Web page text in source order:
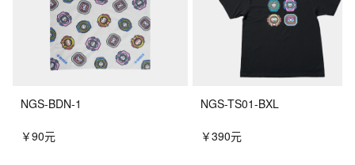
NGS-BDN-1
￥90元
NGS-TS01-BXL
￥390元